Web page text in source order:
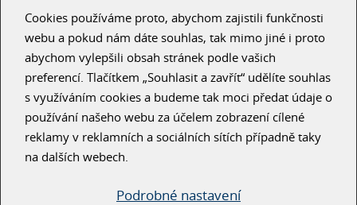
Zemědělské haly
Konzolové regály
RYCHLÝ KONTAKT
Cookies používáme proto, abychom zajistili funkčnosti
webu a pokud nám dáte souhlas, tak mimo jiné i proto
abychom vylepšili obsah stránek podle vašich
preferencí. Tlačítkem „Souhlasit a zavřít“ udělíte souhlas
s využíváním cookies a budeme tak moci předat údaje o
používání našeho webu za účelem zobrazení cílené
reklamy v reklamních a sociálních sítích případně taky
na dalších webech.
Podrobné nastavení